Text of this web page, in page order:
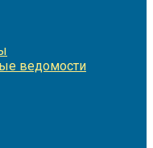
ведомости